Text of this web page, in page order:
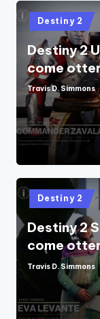
Posted
in
Destiny 2
Destiny 2
come
Posted
by
Travis D. Simmons
Posted
in
Destiny 2
Destiny 2
come
Posted
Travis D. Simmons